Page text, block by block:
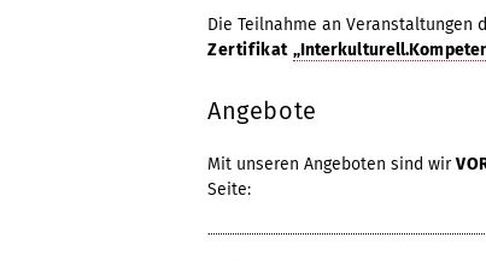
Die Teilnahme an Veranstaltungen
Zertifikat
Angebote
Mit unseren Angeboten sind wir
Seite: